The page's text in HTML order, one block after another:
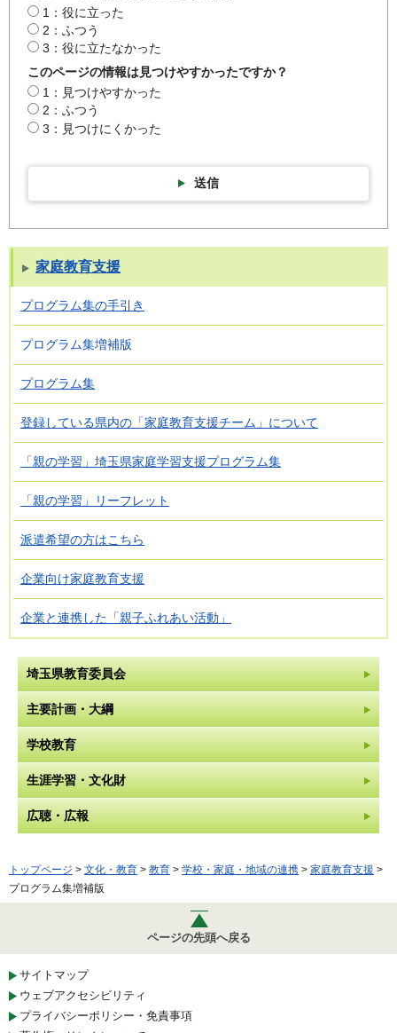
1：役に立った
2：ふつう
3：役に立たなかった
このページの情報は見つけやすかったですか？
1：見つけやすかった
2：ふつう
3：見つけにくかった
送信
家庭教育支援
プログラム集の手引き
プログラム集増補版
プログラム集
登録している県内の「家庭教育支援チーム」について
「親の学習」埼玉県家庭学習支援プログラム集
「親の学習」リーフレット
派遣希望の方はこちら
企業向け家庭教育支援
企業と連携した「親子ふれあい活動」
埼玉県教育委員会
主要計画・大綱
学校教育
生涯学習・文化財
広聴・広報
トップページ > 文化・教育 > 教育 > 学校・家庭・地域の連携 > 家庭教育支援 >
プログラム集増補版
ページの先頭へ戻る
サイトマップ
ウェブアクセシビリティ
プライバシーポリシー・免責事項